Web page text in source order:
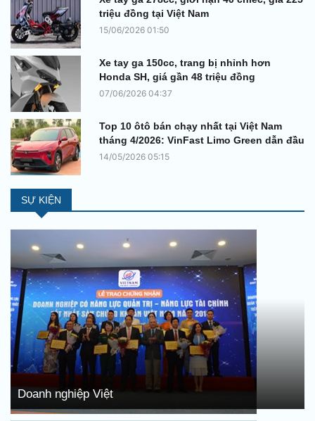
triệu đồng tại Việt Nam
15/06/2026 01:50
Xe tay ga 150cc, trang bị nhỉnh hơn
Honda SH, giá gần 48 triệu đồng
07/06/2026 04:37
Top 10 ôtô bán chạy nhất tại Việt Nam
tháng 4/2026: VinFast Limo Green dẫn đầu
14/05/2026 05:15
SỰ KIỆN
Doanh nghiệp Việt